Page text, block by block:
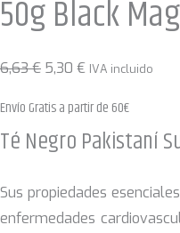
cantidad
50g Black
6,63€ El
original
era:
5,30 € El
actual
es:
IVA incluido
Envío Gratis a partir de 60€
Té Negro Pakistaní
Sus propiedades
enfermedades